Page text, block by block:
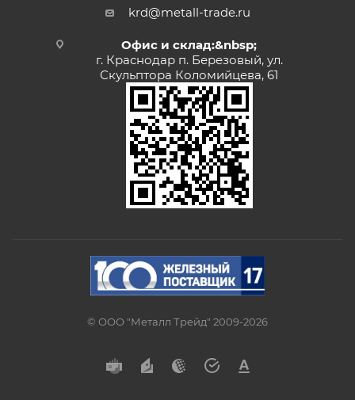
krd@metall-trade.ru
Офис и склад:&nbsp;
г. Краснодар п. Березовый, ул.
Скульптора Коломийцева, 61
© ООО "Металл Трейд" 2009-2026